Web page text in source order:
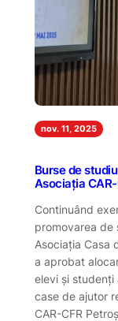
nov. 11, 2025
Burse de
Asociația
Continuând
promovarea de
Asociația Casa
a aprobat
elevi și studenți
case de ajutor
CAR-CFR